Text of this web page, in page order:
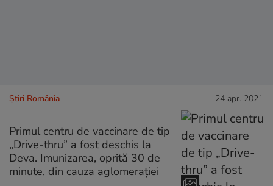
Știri România 24 apr. 2021
Primul centru de vaccinare de tip
„Drive-thru” a fost deschis la
Deva. Imunizarea, oprită 30 de
minute, din cauza aglomerației